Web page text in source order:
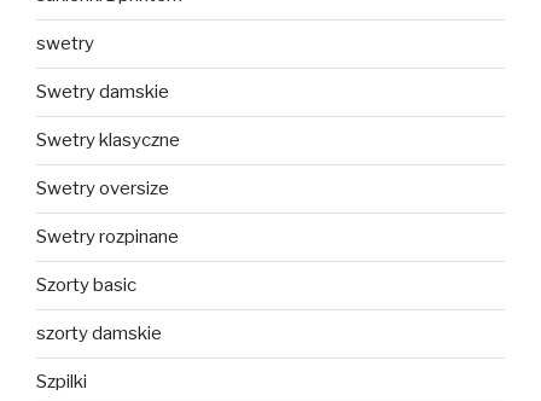
swetry
Swetry damskie
Swetry klasyczne
Swetry oversize
Swetry rozpinane
Szorty basic
szorty damskie
Szpilki